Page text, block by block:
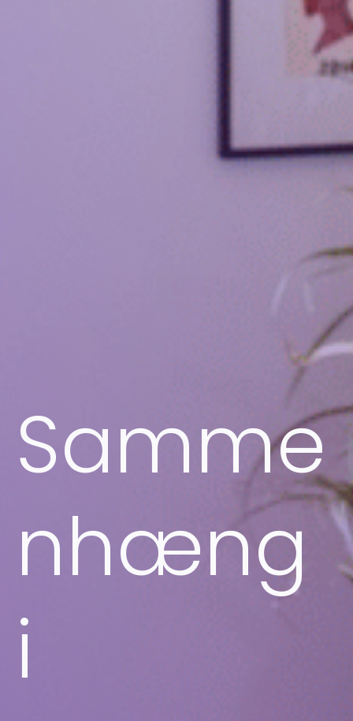
Samme
nhæng
i